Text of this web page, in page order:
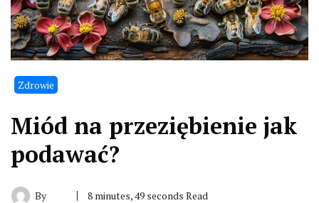
Zdrowie
Miód na przeziębienie jak
podawać?
By 8 minutes, 49 seconds Read